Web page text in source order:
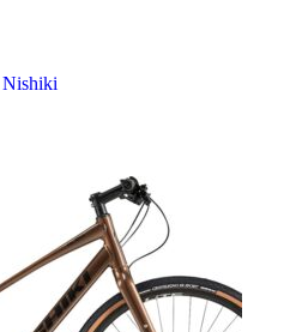
Nishiki